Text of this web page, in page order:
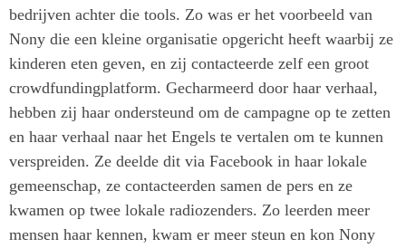
bedrijven achter die tools. Zo was er het voorbeeld van
Nony die een kleine organisatie opgericht heeft waarbij ze
kinderen eten geven, en zij contacteerde zelf een groot
crowdfundingplatform. Gecharmeerd door haar verhaal,
hebben zij haar ondersteund om de campagne op te zetten
en haar verhaal naar het Engels te vertalen om te kunnen
verspreiden. Ze deelde dit via Facebook in haar lokale
gemeenschap, ze contacteerden samen de pers en ze
kwamen op twee lokale radiozenders. Zo leerden meer
mensen haar kennen, kwam er meer steun en kon Nony